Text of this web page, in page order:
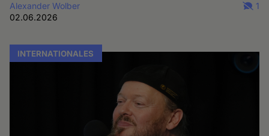
Alexander Wolber
02.06.2026
1
INTERNATIONALES